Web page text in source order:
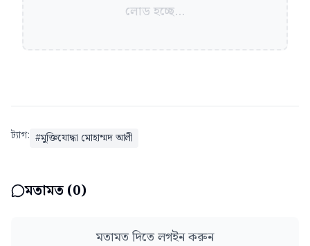
লোড হচ্ছে...
ট্যাগ: #মুক্তিযোদ্ধা মোহাম্মদ আলী
মতামত (0)
মতামত দিতে লগইন করুন